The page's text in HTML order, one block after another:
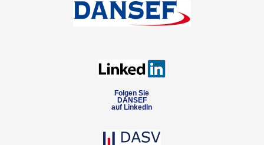
Folgen Sie
DANSEF
auf LinkedIn